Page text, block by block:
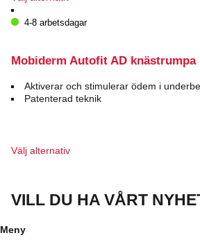
produkten
varianter.
olika
alternativen
4-8 arbetsdagar
Mobiderm Autofit AD knästrumpa
Aktiverar och stimulerar ödem i
Patenterad teknik
Välj alternativDen
flera
VILL DU HA VÅRT
Meny